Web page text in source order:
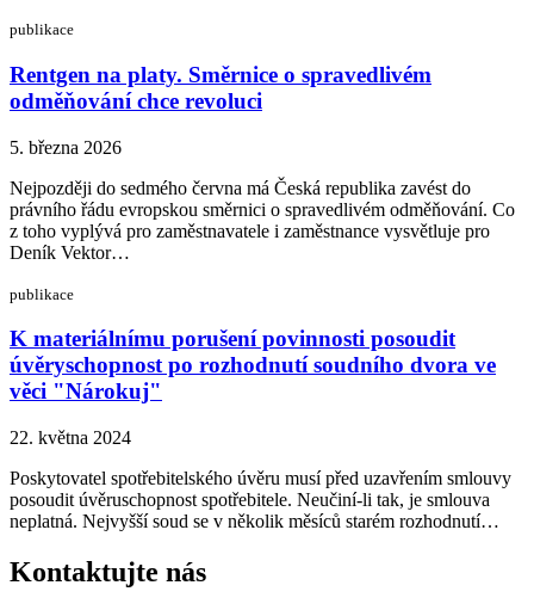
publikace
Rentgen na platy. Směrnice o spravedlivém
odměňování chce revoluci
5. března 2026
Nejpozději do sedmého června má Česká republika zavést do
právního řádu evropskou směrnici o spravedlivém odměňování. Co
z toho vyplývá pro zaměstnavatele i zaměstnance vysvětluje pro
Deník Vektor…
publikace
K materiálnímu porušení povinnosti posoudit
úvěryschopnost po rozhodnutí soudního dvora ve
věci "Nárokuj"
22. května 2024
Poskytovatel spotřebitelského úvěru musí před uzavřením smlouvy
posoudit úvěruschopnost spotřebitele. Neučiní-li tak, je smlouva
neplatná. Nejvyšší soud se v několik měsíců starém rozhodnutí…
Kontaktujte nás